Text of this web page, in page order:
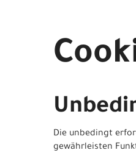
Die unbedingt
gewährleisten